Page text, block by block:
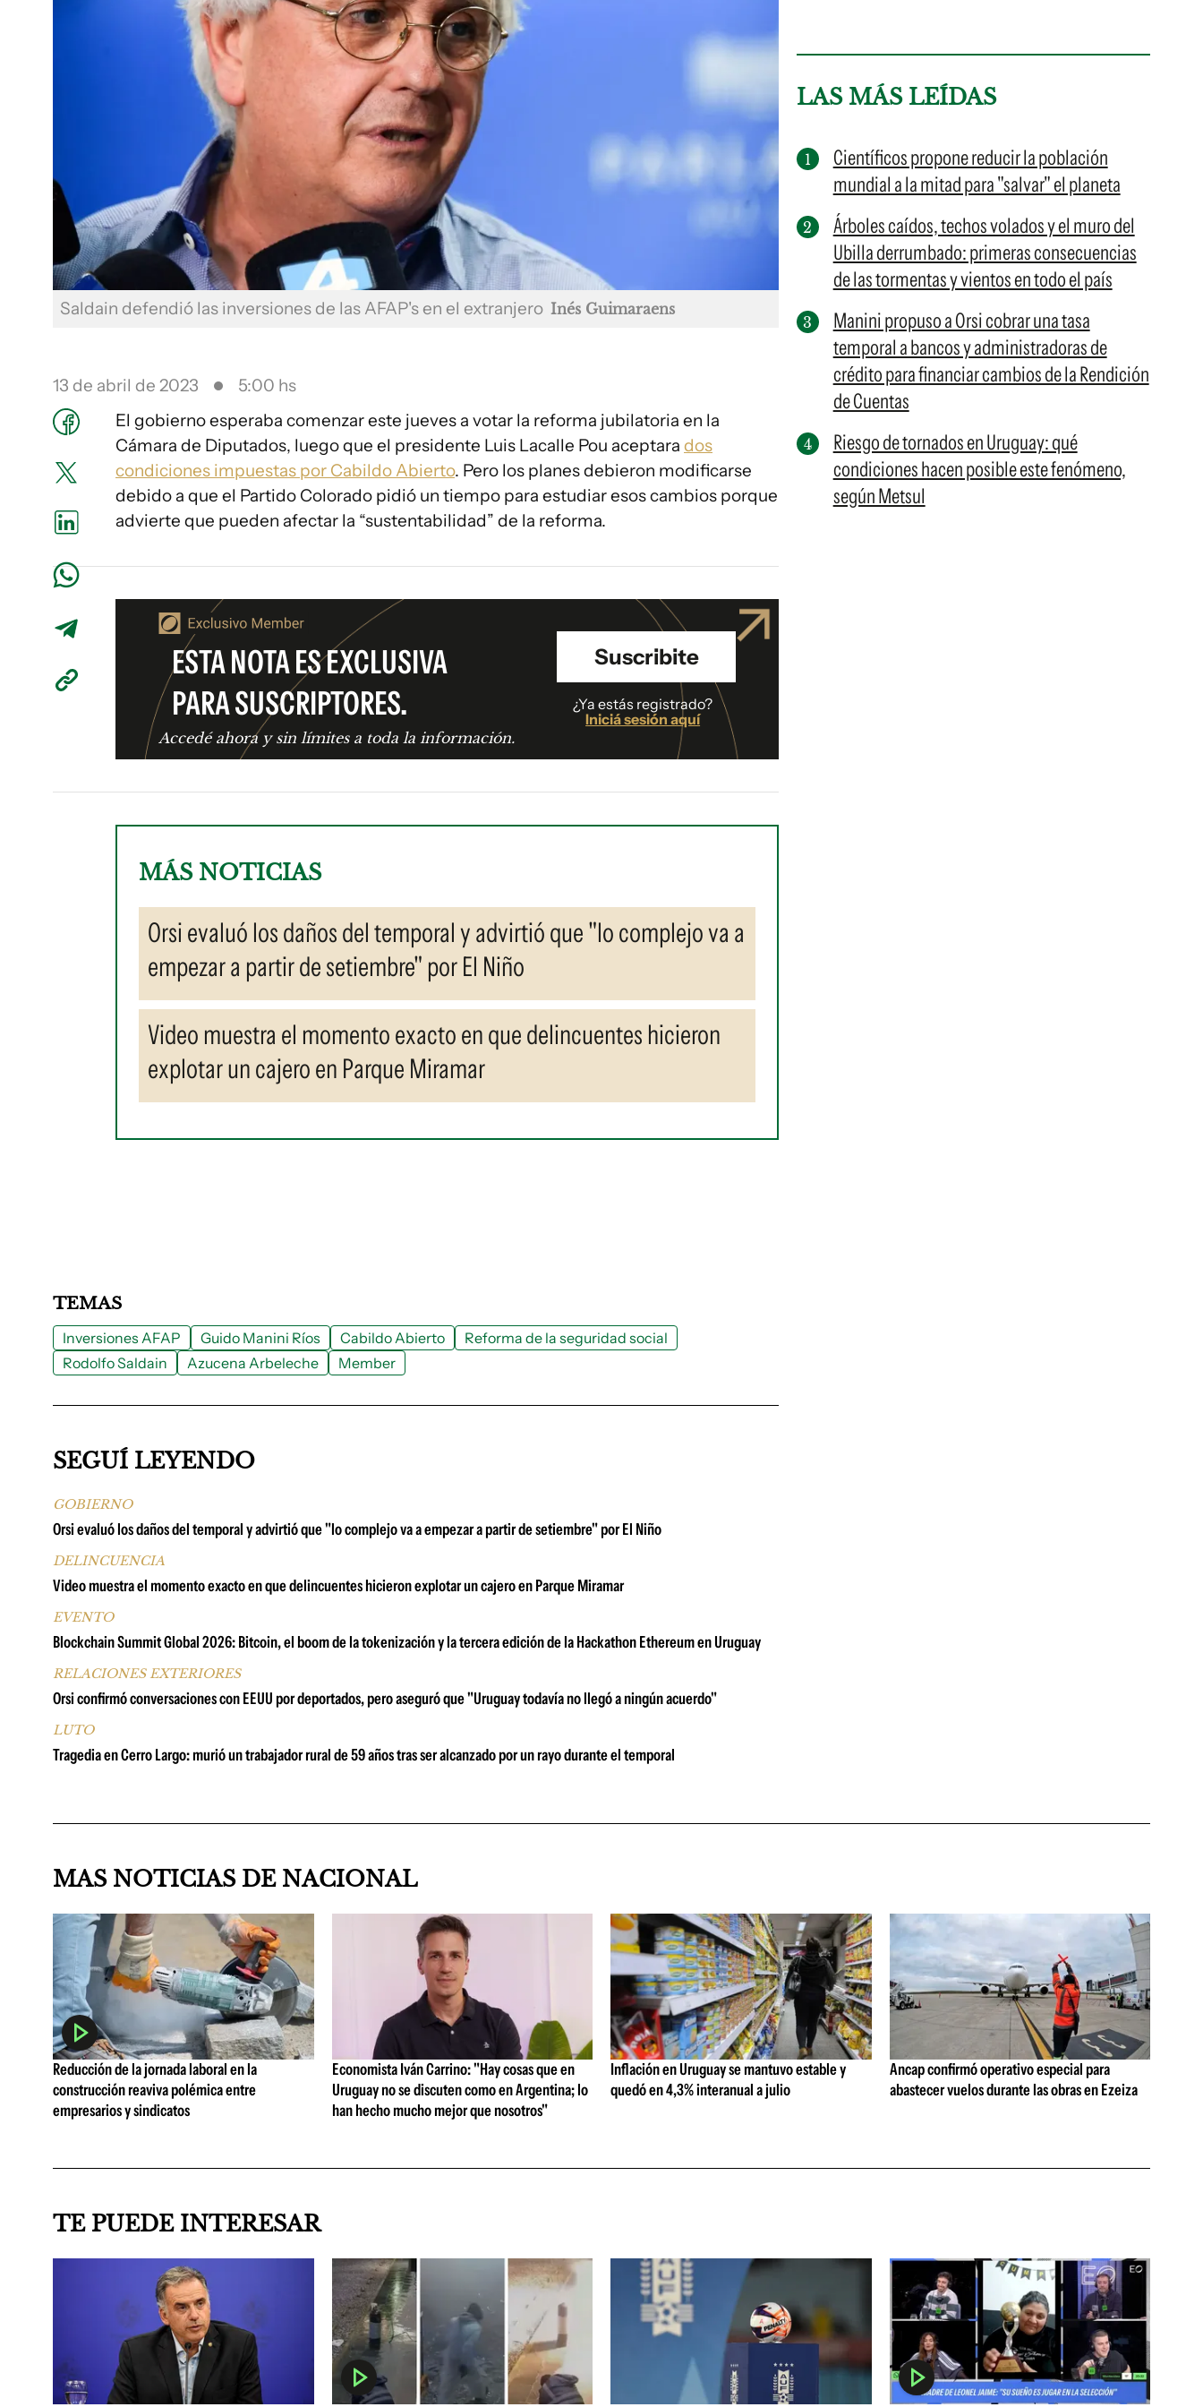
Saldain defendió las inversiones de las AFAP's en el extranjero Inés Guimaraens
13 de abril de 2023
5:00 hs
El gobierno esperaba comenzar este jueves a votar la reforma jubilatoria en la
Cámara de Diputados, luego que el presidente Luis Lacalle Pou aceptara dos
condiciones impuestas por Cabildo Abierto. Pero los planes debieron modificarse
debido a que el Partido Colorado pidió un tiempo para estudiar esos cambios porque
advierte que pueden afectar la “sustentabilidad” de la reforma.
ESTA NOTA ES EXCLUSIVA
PARA SUSCRIPTORES.
Accedé ahora y sin límites a toda la información.
Suscribite
¿Ya estás registrado?
Iniciá sesión aquí
MÁS NOTICIAS
Orsi evaluó los daños del temporal y advirtió que "lo complejo va a
empezar a partir de setiembre" por El Niño
Video muestra el momento exacto en que delincuentes hicieron
explotar un cajero en Parque Miramar
LAS MÁS LEÍDAS
Científicos propone reducir la población
mundial a la mitad para "salvar" el planeta
Árboles caídos, techos volados y el muro del
Ubilla derrumbado: primeras consecuencias
de las tormentas y vientos en todo el país
Manini propuso a Orsi cobrar una tasa
temporal a bancos y administradoras de
crédito para financiar cambios de la Rendición
de Cuentas
Riesgo de tornados en Uruguay: qué
condiciones hacen posible este fenómeno,
según Metsul
TEMAS
Inversiones AFAP Guido Manini Ríos Cabildo Abierto
Reforma de la seguridad social
Rodolfo Saldain
Azucena Arbeleche Member
SEGUÍ LEYENDO
GOBIERNO
Orsi evaluó los daños del temporal y advirtió que "lo complejo va a empezar a partir de setiembre" por El Niño
DELINCUENCIA
Video muestra el momento exacto en que delincuentes hicieron explotar un cajero en Parque Miramar
EVENTO
Blockchain Summit Global 2026: Bitcoin, el boom de la tokenización y la tercera edición de la Hackathon Ethereum en Uruguay
RELACIONES EXTERIORES
Orsi confirmó conversaciones con EEUU por deportados, pero aseguró que "Uruguay todavía no llegó a ningún acuerdo"
LUTO
Tragedia en Cerro Largo: murió un trabajador rural de 59 años tras ser alcanzado por un rayo durante el temporal
MAS NOTICIAS DE NACIONAL
Reducción de la jornada laboral en la
construcción reaviva polémica entre
empresarios y sindicatos
Economista Iván Carrino: "Hay cosas que en
Uruguay no se discuten como en Argentina; lo
han hecho mucho mejor que nosotros"
Inflación en Uruguay se mantuvo estable y
quedó en 4,3% interanual a julio
Ancap confirmó operativo especial para
abastecer vuelos durante las obras en Ezeiza
TE PUEDE INTERESAR